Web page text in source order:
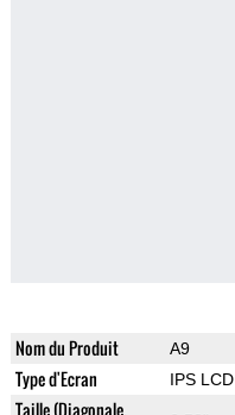
Nom du Produit A9
Type d'Ecran IPS LCD
Taille (Diagonale,